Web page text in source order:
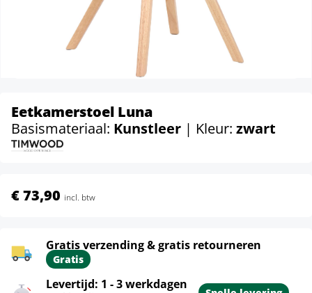
Eetkamerstoel Luna
Basismateriaal: Kunstleer | Kleur: zwart
€ 73,90 incl. btw
Gratis verzending & gratis retourneren
Gratis
Levertijd: 1 - 3 werkdagen